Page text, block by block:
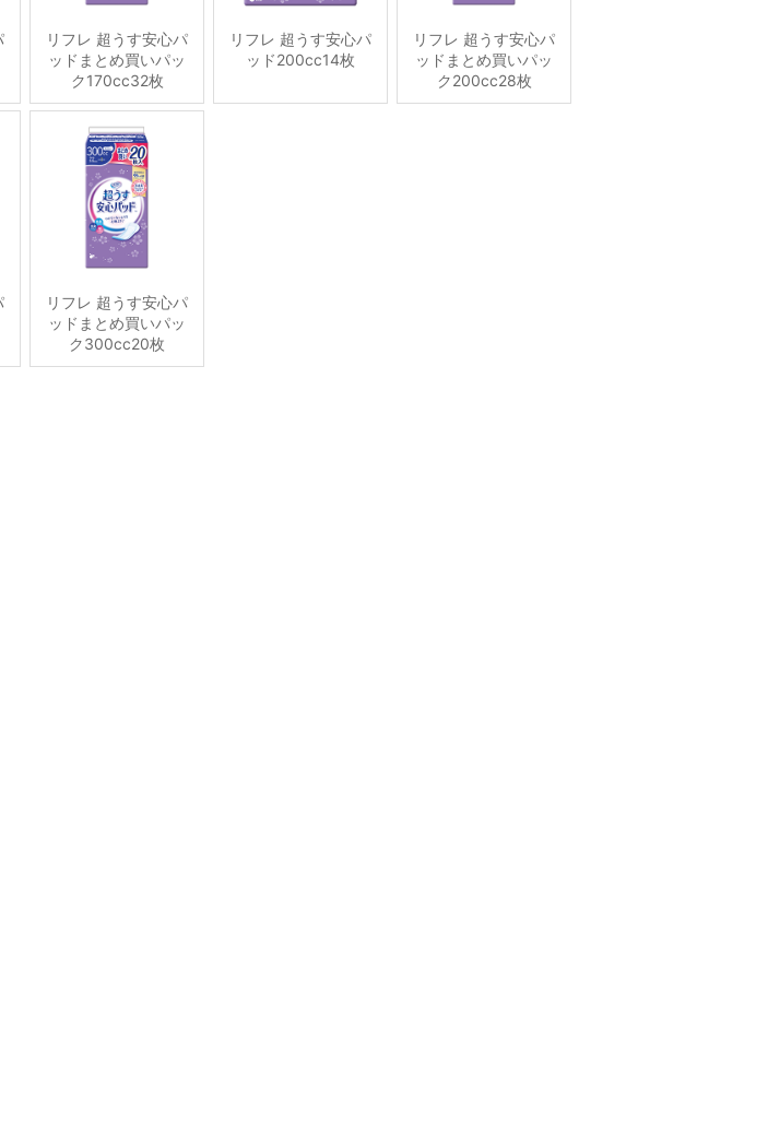
リフレ 超うす安心パ
ッドまとめ買いパッ
ク170cc32枚
リフレ 超うす安心パ
ッド200cc14枚
リフレ 超うす安心パ
ッドまとめ買いパッ
ク200cc28枚
リフレ 超うす安心パ
ッドまとめ買いパッ
ク300cc20枚